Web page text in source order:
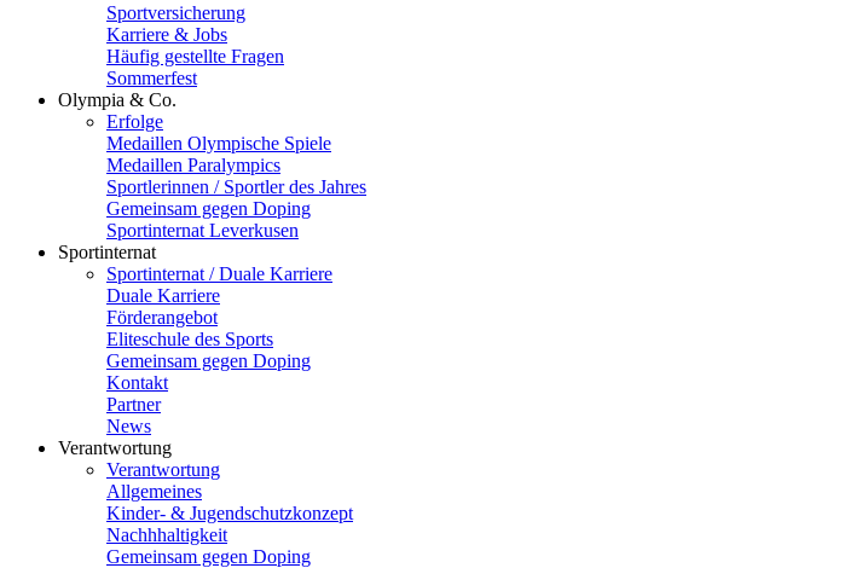
Sportversicherung
Karriere & Jobs
Häufig gestellte Fragen
Sommerfest
Olympia & Co.
Erfolge
Medaillen Olympische Spiele
Medaillen Paralympics
Sportlerinnen / Sportler des Jahres
Gemeinsam gegen Doping
Sportinternat Leverkusen
Sportinternat
Sportinternat / Duale Karriere
Duale Karriere
Förderangebot
Eliteschule des Sports
Gemeinsam gegen Doping
Kontakt
Partner
News
Verantwortung
Verantwortung
Allgemeines
Kinder- & Jugendschutzkonzept
Nachhhaltigkeit
Gemeinsam gegen Doping